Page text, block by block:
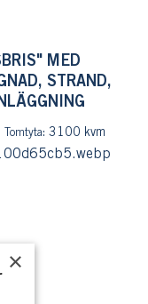
MED
STRAND,
Tomtyta: 3100 kvm
×